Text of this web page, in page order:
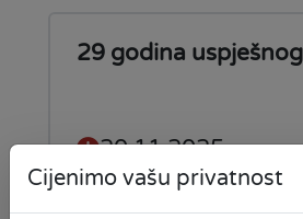
29 godina
20.11.2025
Mikrokreditna
Cijenimo vašu privatnost